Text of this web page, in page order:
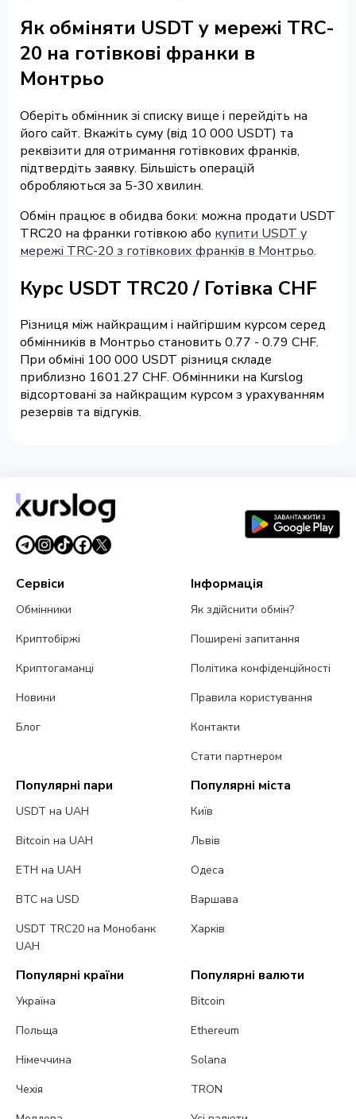
Як обміняти USDT у мережі TRC-
20 на готівкові франки в
Монтрьо
Оберіть обмінник зі списку вище і перейдіть на
його сайт. Вкажіть суму (від 10 000 USDT) та
реквізити для отримання готівкових франків,
підтвердіть заявку. Більшість операцій
обробляються за 5-30 хвилин.
Обмін працює в обидва боки: можна продати USDT
TRC20 на франки готівкою або купити USDT у
мережі TRC-20 з готівкових франків в Монтрьо.
Курс USDT TRC20 / Готівка CHF
Різниця між найкращим і найгіршим курсом серед
обмінників в Монтрьо становить 0.77 - 0.79 CHF.
При обміні 100 000 USDT різниця складе
приблизно 1601.27 CHF. Обмінники на Kurslog
відсортовані за найкращим курсом з урахуванням
резервів та відгуків.
Сервіси
Обмінники
Криптобіржі
Криптогаманці
Новини
Блог
Інформація
Як здійснити обмін?
Поширені запитання
Політика конфіденційності
Правила користування
Контакти
Стати партнером
Популярні пари
USDT на UAH
Bitcoin на UAH
ETH на UAH
BTC на USD
USDT TRC20 на Монобанк
UAH
Популярні міста
Київ
Львів
Одеса
Варшава
Харків
Популярні країни
Україна
Польща
Німеччина
Чехія
Популярні валюти
Bitcoin
Ethereum
Solana
TRON